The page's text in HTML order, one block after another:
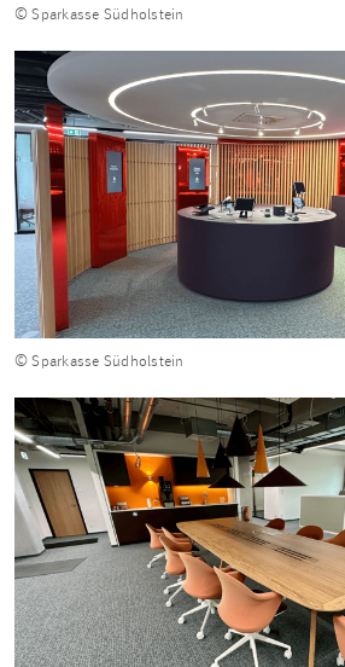
© Sparkasse Südholstein
© Sparkasse Südholstein